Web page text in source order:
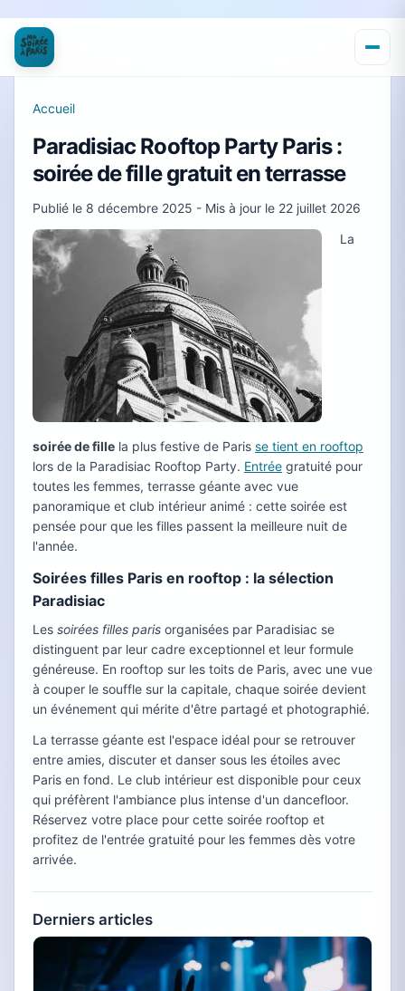
Accueil
Paradisiac Rooftop Party Paris :
soirée de fille gratuit en terrasse
Publié le 8 décembre 2025 - Mis à jour le 22 juillet 2026
La
soirée de fille la plus festive de Paris se tient en rooftop
lors de la Paradisiac Rooftop Party. Entrée gratuité pour
toutes les femmes, terrasse géante avec vue
panoramique et club intérieur animé : cette soirée est
pensée pour que les filles passent la meilleure nuit de
l'année.
Soirées filles Paris en rooftop : la sélection
Paradisiac
Les soirées filles paris organisées par Paradisiac se
distinguent par leur cadre exceptionnel et leur formule
généreuse. En rooftop sur les toits de Paris, avec une vue
à couper le souffle sur la capitale, chaque soirée devient
un événement qui mérite d'être partagé et photographié.
La terrasse géante est l'espace idéal pour se retrouver
entre amies, discuter et danser sous les étoiles avec
Paris en fond. Le club intérieur est disponible pour ceux
qui préfèrent l'ambiance plus intense d'un dancefloor.
Réservez votre place pour cette soirée rooftop et
profitez de l'entrée gratuité pour les femmes dès votre
arrivée.
Derniers articles